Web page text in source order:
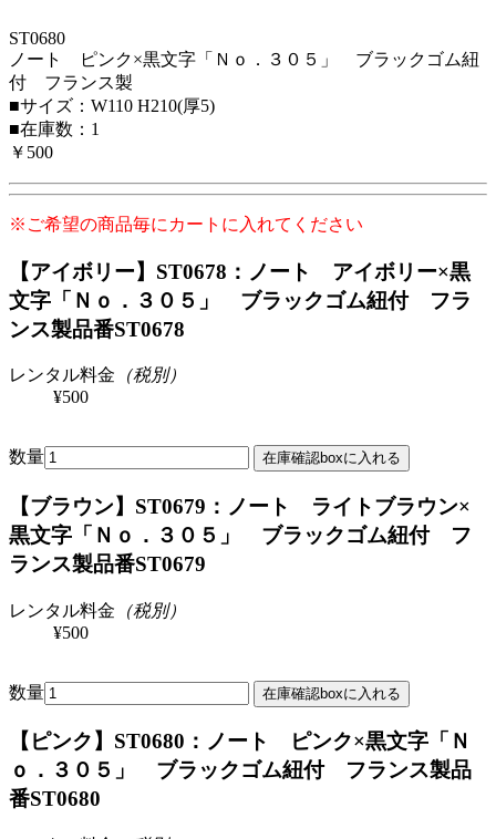
ST0680
ノート ピンク×黒文字「Ｎｏ．３０５」 ブラックゴム紐
付 フランス製
■サイズ：W110 H210(厚5)
■在庫数：1
￥500
※ご希望の商品毎にカートに入れてください
【アイボリー】ST0678：ノート アイボリー×黒
文字「Ｎｏ．３０５」 ブラックゴム紐付 フラ
ンス製品番ST0678
レンタル料金 （税別）
¥500
数量
【ブラウン】ST0679：ノート ライトブラウン×
黒文字「Ｎｏ．３０５」 ブラックゴム紐付 フ
ランス製品番ST0679
レンタル料金 （税別）
¥500
数量
【ピンク】ST0680：ノート ピンク×黒文字「Ｎ
ｏ．３０５」 ブラックゴム紐付 フランス製品
番ST0680